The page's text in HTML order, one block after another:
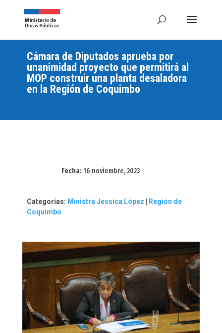
Cámara de Diputados aprueba por
unanimidad proyecto que permitirá al
MOP construir una planta desaladora
en la Región de Coquimbo
Fecha:16 noviembre, 2023
Categorías: Ministra Jessica López
Región de
Coquimbo